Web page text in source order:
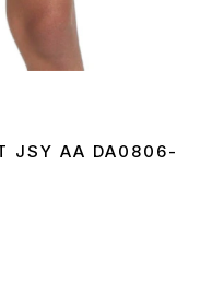
JSY AA DA0806-